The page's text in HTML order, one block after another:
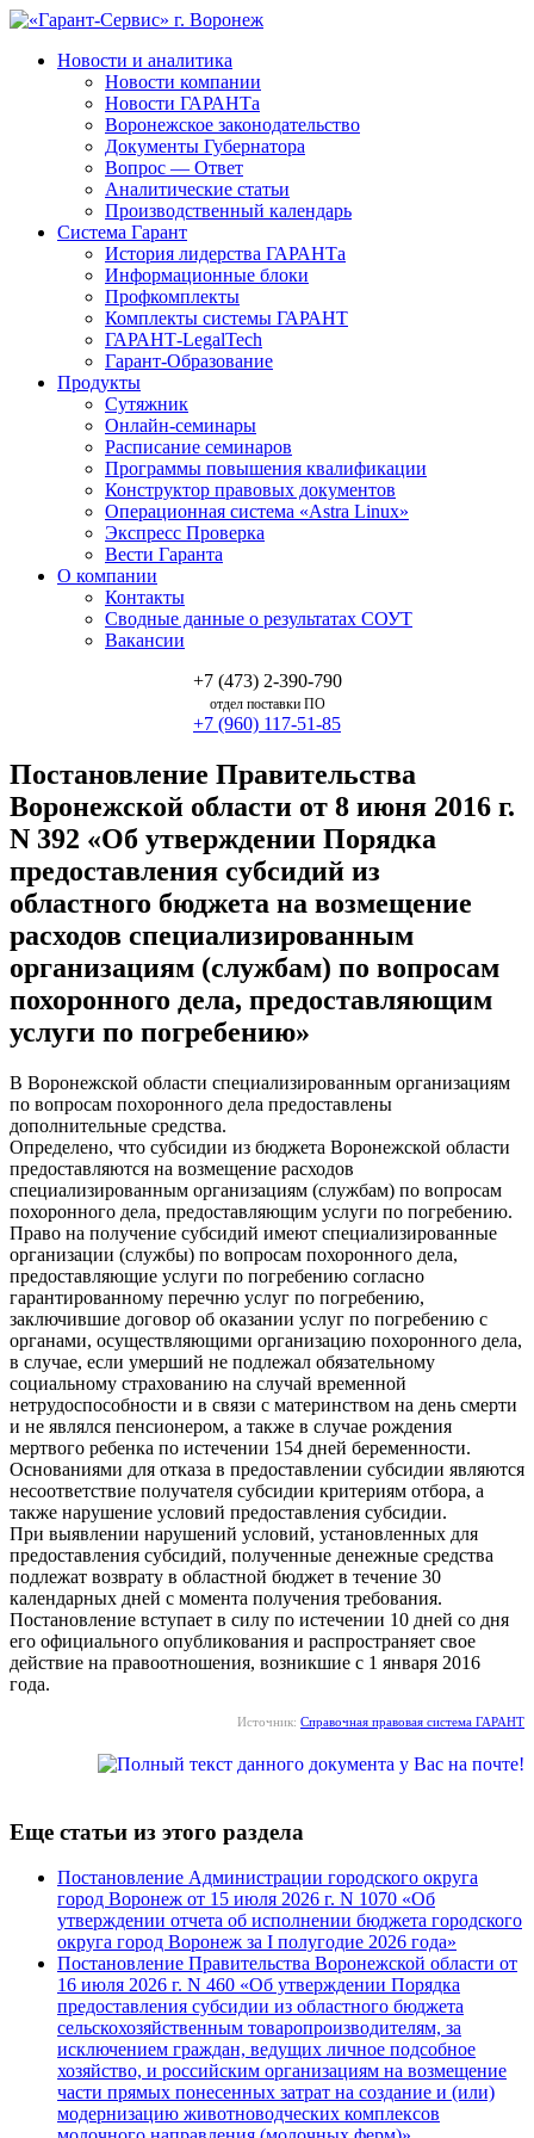
Новости и аналитика
Новости компании
Новости ГАРАНТа
Воронежское законодательство
Документы Губернатора
Вопрос — Ответ
Аналитические статьи
Производственный календарь
Система Гарант
История лидерства ГАРАНТа
Информационные блоки
Профкомплекты
Комплекты системы ГАРАНТ
ГАРАНТ-LegalTech
Гарант-Образование
Продукты
Сутяжник
Онлайн-семинары
Расписание семинаров
Программы повышения квалификации
Конструктор правовых документов
Операционная система «Astra Linux»
Экспресс Проверка
Вести Гаранта
О компании
Контакты
Сводные данные о результатах СОУТ
Вакансии
+7 (473) 2-390-790
отдел поставки ПО
+7 (960) 117-51-85
Постановление Правительства
Воронежской области от 8 июня 2016 г.
N 392 «Об утверждении Порядка
предоставления субсидий из
областного бюджета на возмещение
расходов специализированным
организациям (службам) по вопросам
похоронного дела, предоставляющим
услуги по погребению»
В Воронежской области специализированным организациям
по вопросам похоронного дела предоставлены
дополнительные средства.
Определено, что субсидии из бюджета Воронежской области
предоставляются на возмещение расходов
специализированным организациям (службам) по вопросам
похоронного дела, предоставляющим услуги по погребению.
Право на получение субсидий имеют специализированные
организации (службы) по вопросам похоронного дела,
предоставляющие услуги по погребению согласно
гарантированному перечню услуг по погребению,
заключившие договор об оказании услуг по погребению с
органами, осуществляющими организацию похоронного дела,
в случае, если умерший не подлежал обязательному
социальному страхованию на случай временной
нетрудоспособности и в связи с материнством на день смерти
и не являлся пенсионером, а также в случае рождения
мертвого ребенка по истечении 154 дней беременности.
Основаниями для отказа в предоставлении субсидии являются
несоответствие получателя субсидии критериям отбора, а
также нарушение условий предоставления субсидии.
При выявлении нарушений условий, установленных для
предоставления субсидий, полученные денежные средства
подлежат возврату в областной бюджет в течение 30
календарных дней с момента получения требования.
Постановление вступает в силу по истечении 10 дней со дня
его официального опубликования и распространяет свое
действие на правоотношения, возникшие с 1 января 2016
года.
Источник: Справочная правовая система ГАРАНТ
Еще статьи из этого раздела
Постановление Администрации городского округа
город Воронеж от 15 июля 2026 г. N 1070 «Об
утверждении отчета об исполнении бюджета городского
округа город Воронеж за I полугодие 2026 года»
Постановление Правительства Воронежской области от
16 июля 2026 г. N 460 «Об утверждении Порядка
предоставления субсидии из областного бюджета
сельскохозяйственным товаропроизводителям, за
исключением граждан, ведущих личное подсобное
хозяйство, и российским организациям на возмещение
части прямых понесенных затрат на создание и (или)
модернизацию животноводческих комплексов